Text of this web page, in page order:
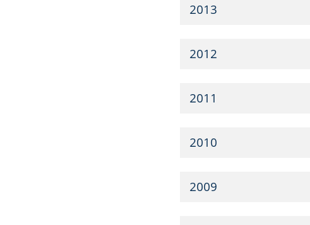
2013
2012
2011
2010
2009